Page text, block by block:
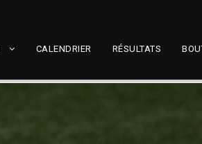
CALENDRIER RÉSULTATS